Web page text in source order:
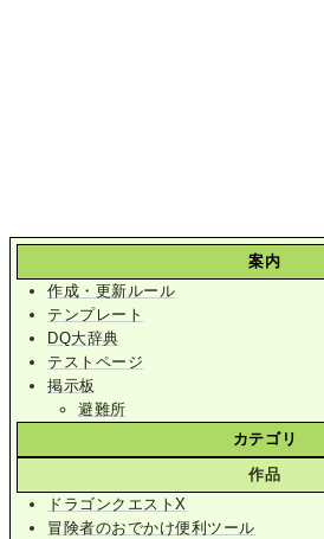
案内
作成・更新ルール
テンプレート
DQ大辞典
テストページ
掲示板
避難所
カテゴリ
作品
ドラゴンクエストX
冒険者のおでかけ便利ツール